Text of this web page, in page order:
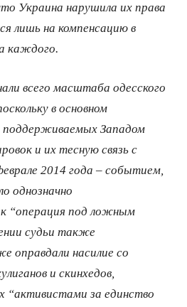
Украина нарушила их права
лишь на компенсацию в
каждого.
всего масштаба одесского
в основном
поддерживаемых Западом
и их тесную связь с
2014 года – событием,
однозначно
“операция под ложным
судьи также
оправдали насилие со
и скинхедов,
“активистами за единство